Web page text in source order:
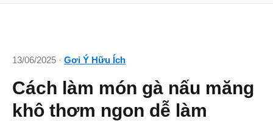
13/06/2025 · Gợi Ý Hữu Ích
Cách làm món gà nấu măng
khô thơm ngon dễ làm